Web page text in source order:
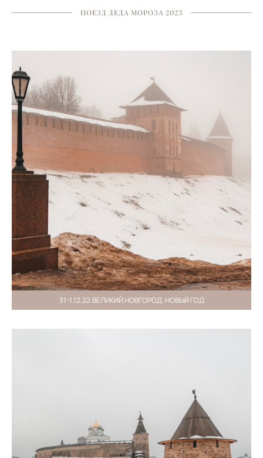
ПОЕЗД ДЕДА МОРОЗА 2023
31-1.12.22.ВЕЛИКИЙ НОВГОРОД. НОВЫЙ ГОД